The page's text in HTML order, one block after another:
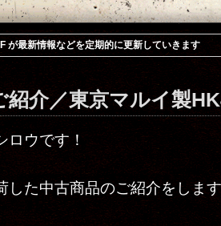
が最新情報などを定期的に更新していきます
紹介／東京マルイ製
ロウです！
した中古商品のご紹介をしま